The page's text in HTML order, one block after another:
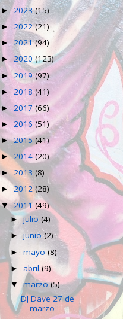
►2023(15)
► 2022(21)
► 2021(94)
► 2020(123)
►2019(97)
► 2018(41)
► 2017 (66)
► 2016 (51)
►2015(41)
►2014 (20)
►2013 (8)
► 2012(28)
▼2011 (49)
►julio(4)
►junio(2)
►mayo(8)
►abril(9)
▼marzo(5)
DJ Dave 27 de
marzo